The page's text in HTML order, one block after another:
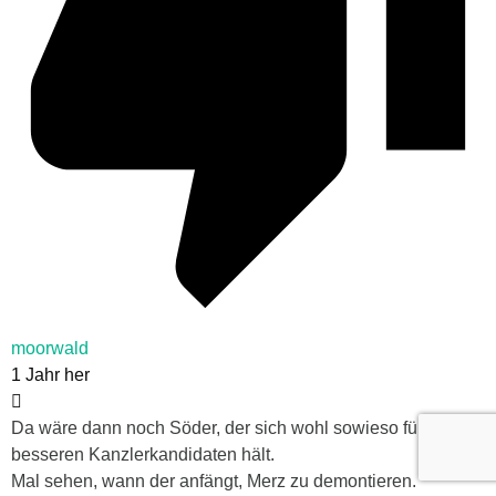
moorwald
1 Jahr her
Da wäre dann noch Söder, der sich wohl sowieso für den
besseren Kanzlerkandidaten hält.
Mal sehen, wann der anfängt, Merz zu demontieren.